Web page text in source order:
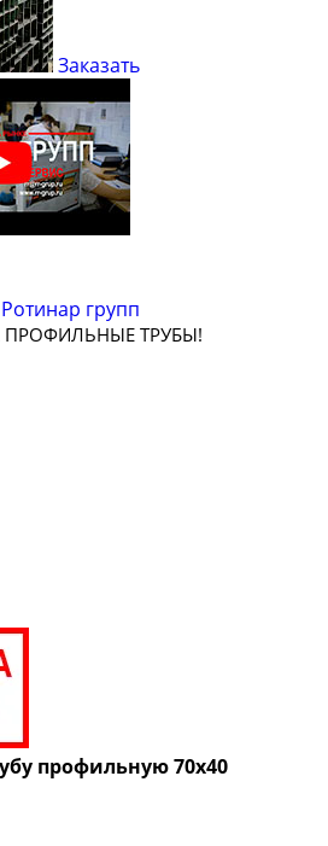
50х25
50х30
50х40
Заказать
ТРУБЫ!
профильную 70х40